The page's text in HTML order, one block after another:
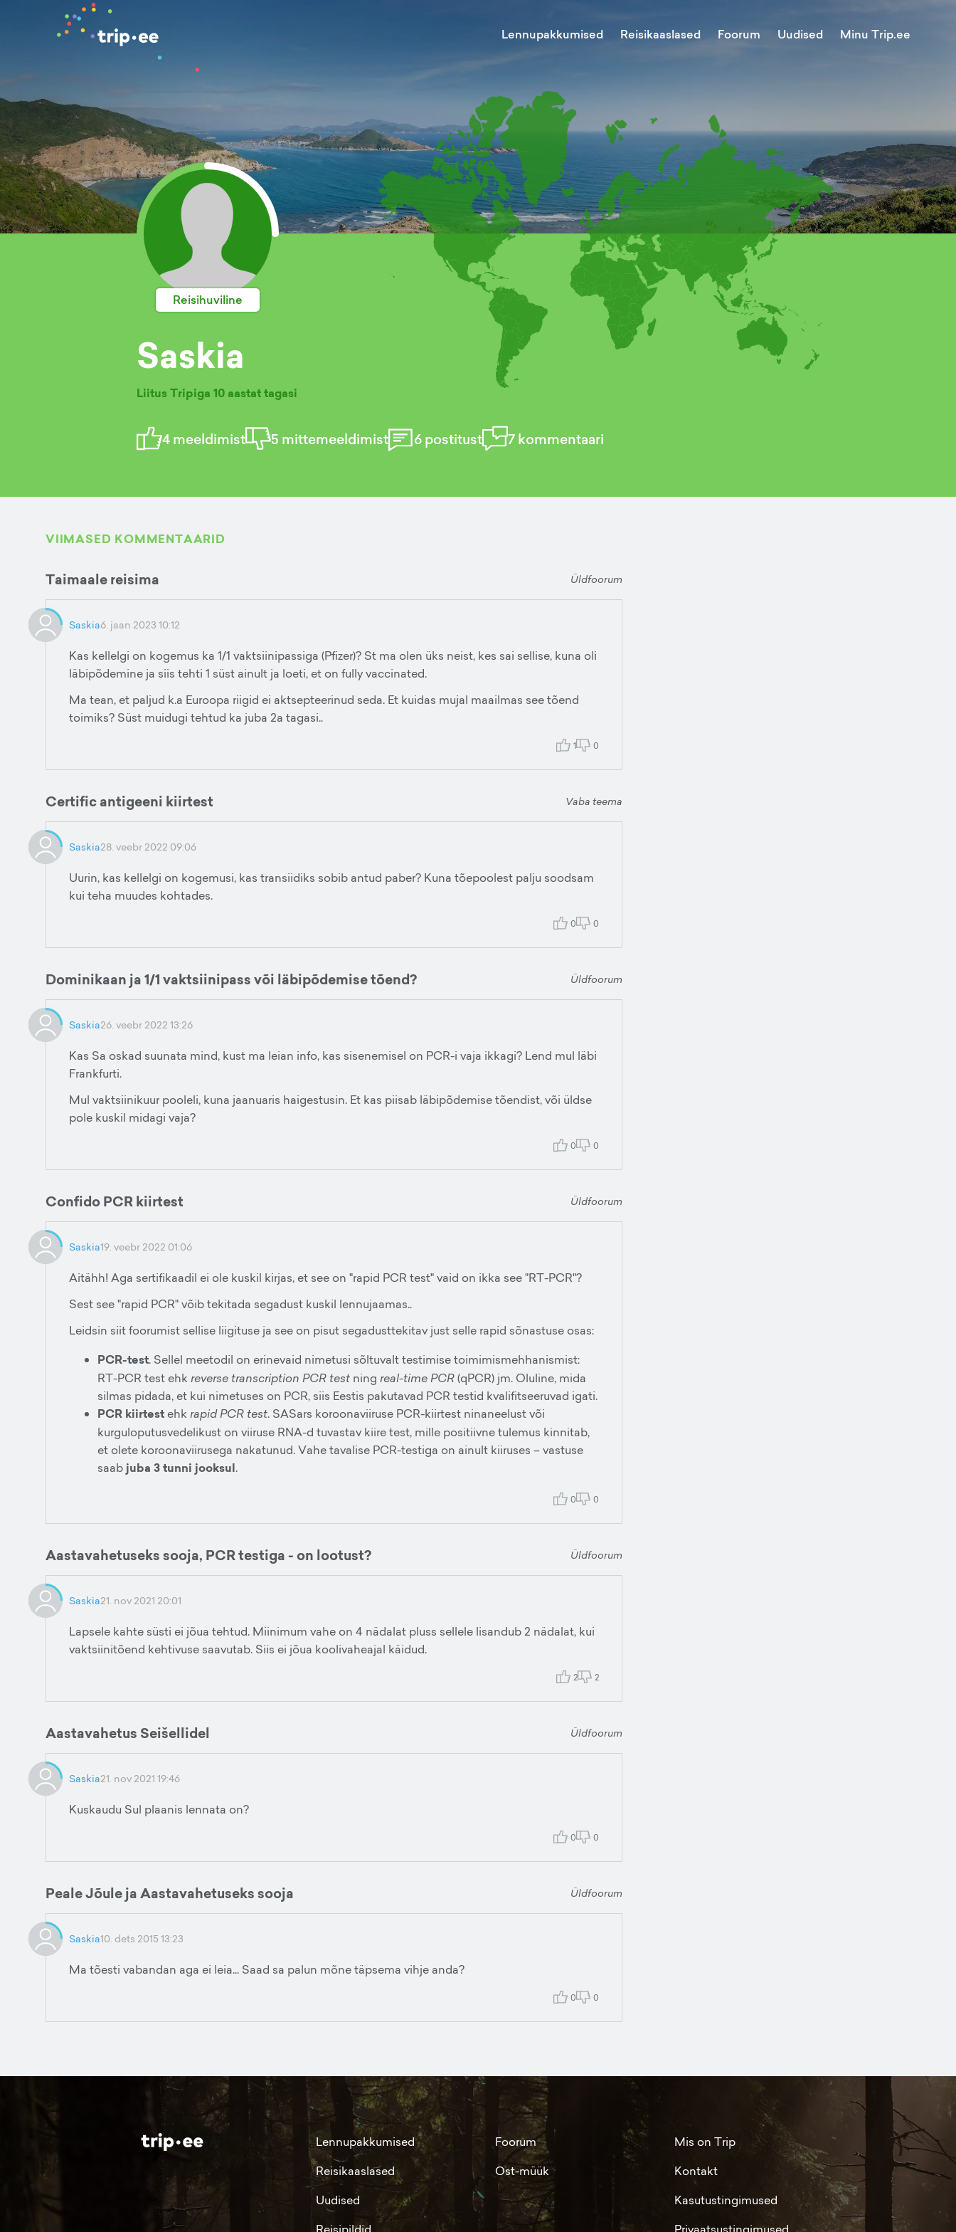
Lennupakkumised Reisikaaslased Foorum Uudised Minu Trip.ee
Reisihuviline
Saskia
Liitus Tripiga 10 aastat tagasi
4meeldimist 5 mittemeeldimist 6postitust 7kommentaari
VIIMASED KOMMENTAARID
Taimaale reisima Üldfoorum
Saskia6. jaan 2023 10:12
Kas kellelgi on kogemus ka 1/1 vaktsiinipassiga (Pfizer)? St ma olen üks neist, kes sai sellise, kuna oli
läbipõdemine ja siis tehti 1 süst ainult ja loeti, et on fully vaccinated.
Ma tean, et paljud k.a Euroopa riigid ei aktsepteerinud seda. Et kuidas mujal maailmas see tõend
toimiks? Süst muidugi tehtud ka juba 2a tagasi..
1 0
Certific antigeeni kiirtest Vaba teema
Saskia28. veebr 2022 09:06
Uurin, kas kellelgi on kogemusi, kas transiidiks sobib antud paber? Kuna tõepoolest palju soodsam
kui teha muudes kohtades.
0 0
Dominikaan ja 1/1 vaktsiinipass või läbipõdemise tõend? Üldfoorum
Saskia26. veebr 2022 13:26
Kas Sa oskad suunata mind, kust ma leian info, kas sisenemisel on PCR-i vaja ikkagi? Lend mul läbi
Frankfurti.
Mul vaktsiinikuur pooleli, kuna jaanuaris haigestusin. Et kas piisab läbipõdemise tõendist, või üldse
pole kuskil midagi vaja?
0 0
Confido PCR kiirtest Üldfoorum
Saskia19. veebr 2022 01:06
Aitähh! Aga sertifikaadil ei ole kuskil kirjas, et see on "rapid PCR test" vaid on ikka see "RT-PCR"?
Sest see "rapid PCR" võib tekitada segadust kuskil lennujaamas..
Leidsin siit foorumist sellise liigituse ja see on pisut segadusttekitav just selle rapid sõnastuse osas:
PCR-test. Sellel meetodil on erinevaid nimetusi sõltuvalt testimise toimimismehhanismist:
RT-PCR test ehk reverse transcription PCR test ning real-time PCR(qPCR) jm. Oluline, mida
silmas pidada, et kui nimetuses on PCR, siis Eestis pakutavad PCR testid kvalifitseeruvad igati.
PCR kiirtest ehk rapid PCR test. SASars koroonaviiruse PCR-kiirtest ninaneelust või
kurguloputusvedelikust on viiruse RNA-d tuvastav kiire test, mille positiivne tulemus kinnitab,
et olete koroonaviirusega nakatunud. Vahe tavalise PCR-testiga on ainult kiiruses – vastuse
saab juba 3 tunni jooksul.
0 0
Aastavahetuseks sooja, PCR testiga - on lootust? Üldfoorum
Saskia21. nov 2021 20:01
Lapsele kahte süsti ei jõua tehtud. Miinimum vahe on 4 nädalat pluss sellele lisandub 2 nädalat, kui
vaktsiinitõend kehtivuse saavutab. Siis ei jõua koolivaheajal käidud.
2 2
Aastavahetus Seišellidel Üldfoorum
Saskia21. nov 2021 19:46
Kuskaudu Sul plaanis lennata on?
0 0
Peale Jõule ja Aastavahetuseks sooja Üldfoorum
Saskia10. dets 2015 13:23
Ma tõesti vabandan aga ei leia... Saad sa palun mõne täpsema vihje anda?
0 0
Lennupakkumised
Reisikaaslased
Uudised
Foorum
Ost-müük
Mis on Trip
Kontakt
Kasutustingimused